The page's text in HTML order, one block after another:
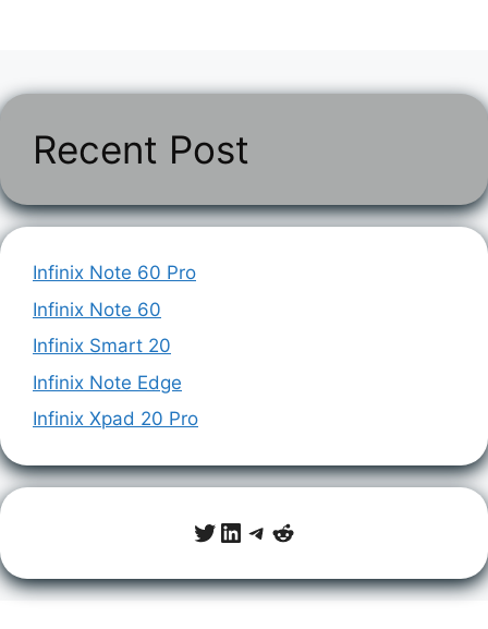
Recent Post
Infinix Note 60 Pro
Infinix Note 60
Infinix Smart 20
Infinix Note Edge
Infinix Xpad 20 Pro
Twitter
LinkedIn
Telegram
Reddit